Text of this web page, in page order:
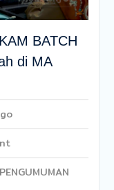
BATCH
di MA
PENGUMUMAN